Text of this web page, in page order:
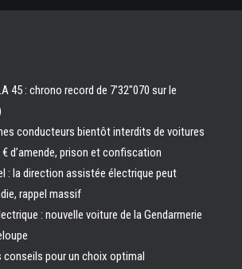
45 : chrono record de 7’32″070 sur le
conducteurs bientôt interdits de voitures
d’amende, prison et confiscation
: la direction assistée électrique peut
rappel massif
: nouvelle voiture de la Gendarmerie
pour un choix optimal